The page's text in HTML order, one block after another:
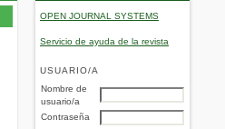
OPEN JOURNAL SYSTEMS
Servicio de ayuda de la revista
USUARIO/A
Nombre de
usuario/a
Contraseña